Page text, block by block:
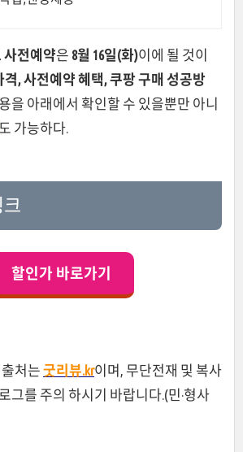
사전예약은 8월 16일(화)이에 될 것이
격, 사전예약 혜택, 쿠팡 구매 성공방
을 아래에서 확인할 수 있을뿐만 아니
도 가능하다.
크
할인가 바로가기
처는 굿리뷰.kr이며, 무단전재 및 복사
그를 주의 하시기 바랍니다.(민·형사